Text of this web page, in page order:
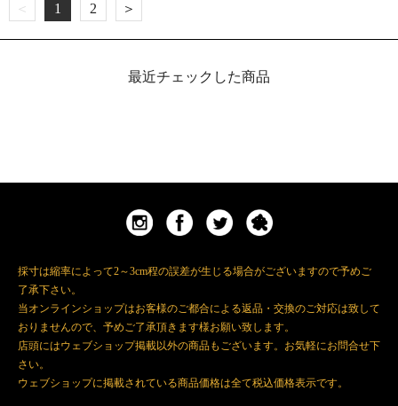
＜ 1 2 ＞
最近チェックした商品
採寸は縮率によって2～3cm程の誤差が生じる場合がございますので予めご
了承下さい。
当オンラインショップはお客様のご都合による返品・交換のご対応は致して
おりませんので、予めご了承頂きます様お願い致します。
店頭にはウェブショップ掲載以外の商品もございます。お気軽にお問合せ下
さい。
ウェブショップに掲載されている商品価格は全て税込価格表示です。